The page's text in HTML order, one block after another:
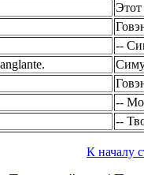
Этот
--
--
--
К началу